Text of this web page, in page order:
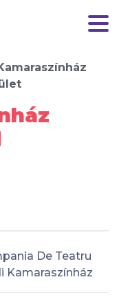
De Teatru
Kamaraszínház